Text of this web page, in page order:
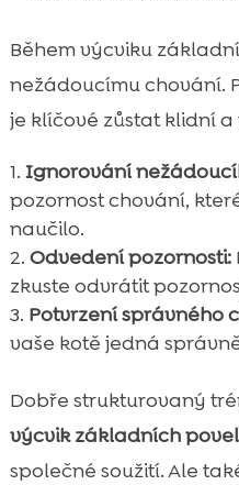
Během výcviku
nežádoucímu chování.
je klíčové zůstat klidní
Ignorování
pozornost chování,
naučilo.
Odvedení pozornosti:
zkuste odvrátit
Potvrzení správného
vaše kotě jedná
Dobře strukturovaný
výcvik základních
společné soužití. Ale